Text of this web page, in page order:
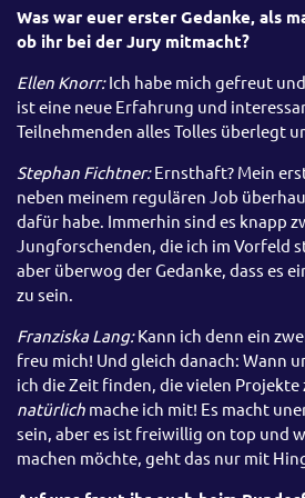
Was war euer erster Gedanke, als
ob ihr bei der Jury mitmacht?
Ellen Knorr:Ich habe mich gefreut
ist eine neue Erfahrung und
Teilnehmenden alles Tolles überlegt
Stephan Fichtner:Ernsthaft? Mein
neben meinem regulären Job
dafür habe. Immerhin sind es knapp
Jungforschenden, die ich im Vorfeld
aber überwog der Gedanke, dass es
zu sein.
Franziska Lang:Kann ich denn ein
freu mich! Und gleich danach: Wann
ich die Zeit finden, die vielen Projekte
natürlich mache ich mit! Es macht
sein, aber es ist freiwillig on top und
machen möchte, geht das nur mit